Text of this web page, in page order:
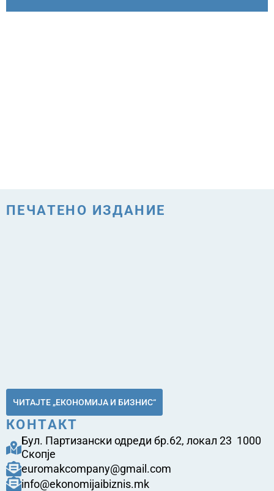
ПЕЧАТЕНО ИЗДАНИЕ
ЧИТАЈТЕ „ЕКОНОМИЈА И БИЗНИС“
КОНТАКТ
Бул. Партизански одреди бр.62, локал 23 1000
Скопје
euromakcompany@gmail.com
info@ekonomijaibiznis.mk